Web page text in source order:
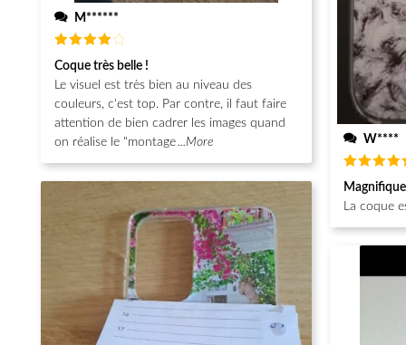
M******
Note
sur 5
Coque très belle !
Le visuel est très bien au niveau des
couleurs, c'est top. Par contre, il faut faire
attention de bien cadrer les images quand
on réalise le "montage...More W****
Note5
sur 5
Magnifique
La coque